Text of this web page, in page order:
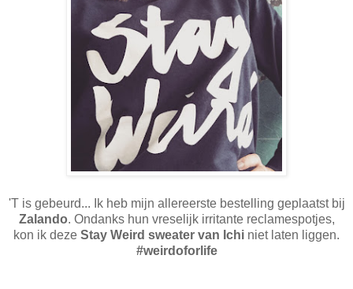
'T is gebeurd... Ik heb mijn allereerste bestelling geplaatst bij
Zalando. Ondanks hun vreselijk irritante reclamespotjes,
kon ik deze Stay Weird sweater van Ichi niet laten liggen.
#weirdoforlife